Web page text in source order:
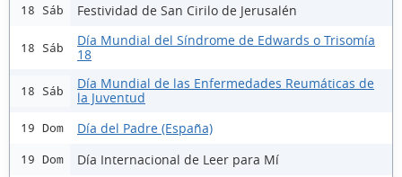
18 Sáb Festividad de San Cirilo de Jerusalén
18 Sáb
Día Mundial del Síndrome de Edwards o Trisomía
18
18 Sáb
Día Mundial de las Enfermedades Reumáticas de
la Juventud
19 Dom Día del Padre (España)
19 Dom Día Internacional de Leer para Mí